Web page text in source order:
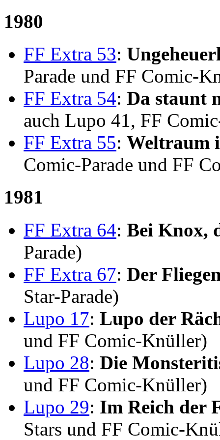
1980
FF Extra 53:
Parade und FF Comic-
FF Extra 54: Da staunt
auch Lupo 41, FF
FF Extra 55: Weltraum
Comic-Parade und FF
1981
FF Extra 64: Bei Knox,
Parade)
FF Extra 67: Der
Star-Parade)
Lupo 17: Lupo der
und FF Comic-Knüller)
Lupo 28: Die
und FF Comic-Knüller)
Lupo 29: Im Reich der
Stars und FF Comic-